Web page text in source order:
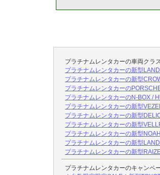
プラチナムレンタカーの車両クラ
プラチナムレンタカーの新型
プラチナムレンタカーの新型
プラチナムレンタカーの
プラチナムレンタカーのN-BOX /
プラチナムレンタカーの新型
プラチナムレンタカーの新型
プラチナムレンタカーの新型
プラチナムレンタカーの新型
プラチナムレンタカーの新型
プラチナムレンタカーの新型
プラチナムレンタカーのキャンペ